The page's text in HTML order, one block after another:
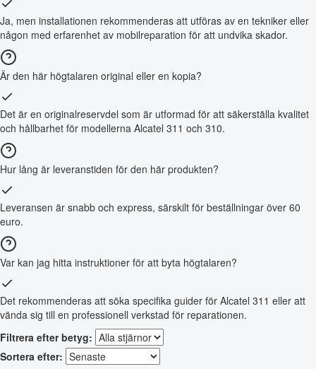
Ja, men installationen rekommenderas att utföras av en tekniker eller
någon med erfarenhet av mobilreparation för att undvika skador.
Är den här högtalaren original eller en kopia?
Det är en originalreservdel som är utformad för att säkerställa kvalitet
och hållbarhet för modellerna Alcatel 311 och 310.
Hur lång är leveranstiden för den här produkten?
Leveransen är snabb och express, särskilt för beställningar över 60
euro.
Var kan jag hitta instruktioner för att byta högtalaren?
Det rekommenderas att söka specifika guider för Alcatel 311 eller att
vända sig till en professionell verkstad för reparationen.
Filtrera efter betyg:
Sortera efter: